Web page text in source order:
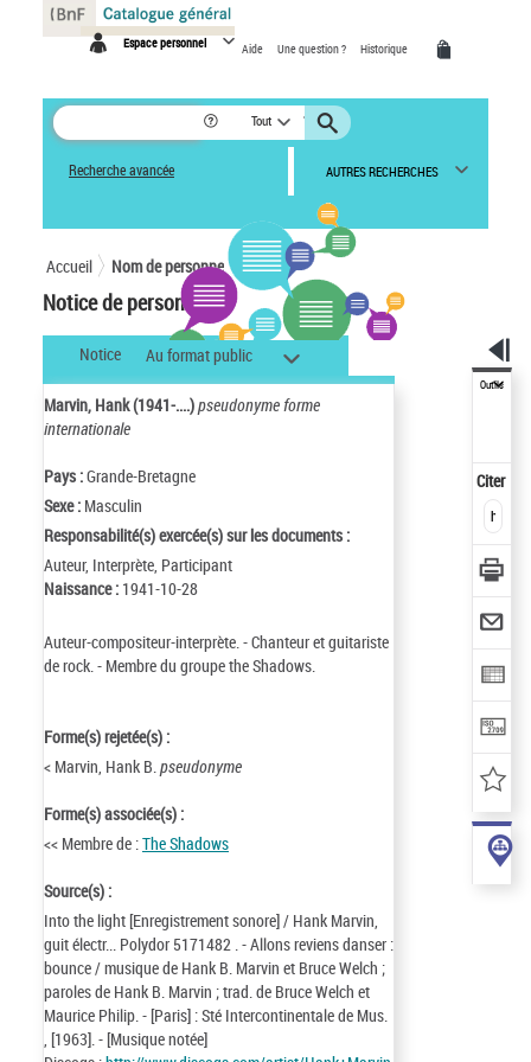
Espace personnel Aide Une question ? Historique
Tout
Recherche avancée AUTRES RECHERCHES
Accueil Nom de personne
Notice de personne
Notice Au format public
Marvin, Hank (1941-....)pseudonyme forme
internationale
Pays :Grande-Bretagne
Sexe : Masculin
Responsabilité(s) exercée(s) sur les documents :
Auteur, Interprète, Participant
Naissance : 1941-10-28
Auteur-compositeur-interprète. - Chanteur et guitariste
de rock. - Membre du groupe the Shadows.
Forme(s) rejetée(s) :
< Marvin, Hank B.pseudonyme
Forme(s) associée(s) :
<< Membre de :The Shadows
Source(s) :
Into the light [Enregistrement sonore] / Hank Marvin,
guit électr... Polydor 5171482 . - Allons reviens danser :
bounce / musique de Hank B. Marvin et Bruce Welch ;
paroles de Hank B. Marvin ; trad. de Bruce Welch et
Maurice Philip. - [Paris] : Sté Intercontinentale de Mus.
, [1963]. - [Musique notée]
Outils
Citer
Panneau de gestion des cookies